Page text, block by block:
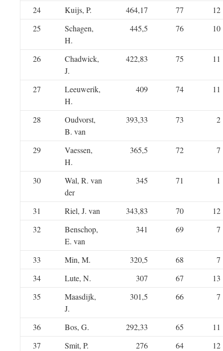
24 Kuijs, P. 464,17 77
12
25
Schagen,
H.
445,5 76 10
26
Chadwick,
J.
422,83 75 11
27
Leeuwerik,
H.
409 74 11
28
Oudvorst,
B. van
393,33 73 2
29
Vaessen,
H.
365,5 72 7
30
Wal, R. van
der
345 71 1
31 Riel, J. van 343,83 70
12
32
Benschop,
E. van
341 69 7
33 Min, M. 320,5 68
7
34
Lute, N. 307 67
13
35
Maasdijk,
J.
301,5 66 7
36 Bos, G. 292,33 65
11
37
Smit, P. 276 64
12